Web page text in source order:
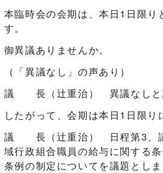
本臨時会の会期は、本日1日限り
す。
御異議ありませんか。
（「異議なし」の声あり）
議 長（辻󠄀重治） 異議なしと
したがって、会期は本日1日限り
議 長（辻󠄀重治） 日程第3、
域行政組合職員の給与に関する
条例の制定についてを議題としま